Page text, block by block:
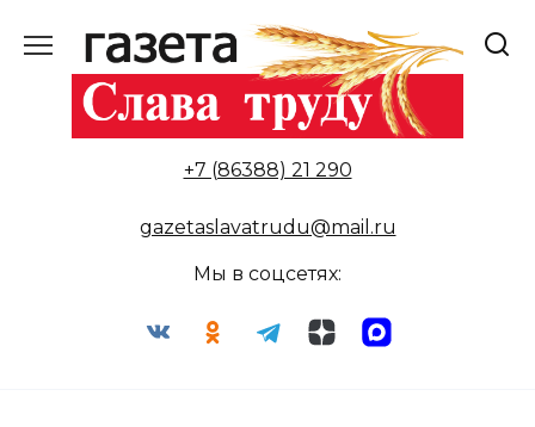
содержанию
+7 (86388) 21 290
gazetaslavatrudu@mail.ru
Мы в соцсетях: